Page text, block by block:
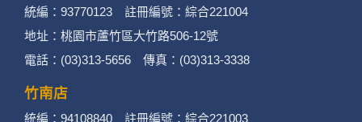
統編：93770123 註冊編號：綜合221004
地址：桃園市蘆竹區大竹路506-12號
電話：(03)313-5656 傳真：(03)313-3338
竹南店
統編：94108840 註冊編號：綜合221003